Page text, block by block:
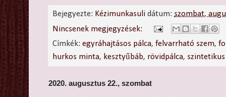
Bejegyezte: Kézimunkasuli dátum: szombat,
Nincsenek megjegyzések:
Címkék:egyráhajtásos pálca,felvarrható szem,
hurkos minta, kesztyűbáb, rövidpálca,
2020. augusztus 22., szombat